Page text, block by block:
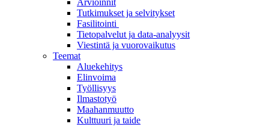
Arvioinnit
Tutkimukset ja selvitykset
Fasilitointi
Tietopalvelut ja data-analyysit
Viestintä ja vuorovaikutus
Teemat
Aluekehitys
Elinvoima
Työllisyys
Ilmastotyö
Maahanmuutto
Kulttuuri ja taide